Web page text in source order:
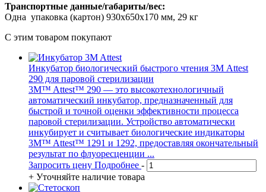
Транспортные данные/габариты/вес:
Одна упаковка (картон) 930х650х170 мм, 29 кг
С этим товаром покупают
Инкубатор биологический быстрого чтения 3М Attest
290 для паровой стерилизации
3M™ Attest™ 290 — это высокотехнологичный
автоматический инкубатор, предназначенный для
быстрой и точной оценки эффективности процесса
паровой стерилизации. Устройство автоматически
инкубирует и считывает биологические индикаторы
3M™ Attest™ 1291 и 1292, предоставляя окончательный
результат по флуоресценции ...
Запросить цену Подробнее -
+ Уточняйте наличие товара